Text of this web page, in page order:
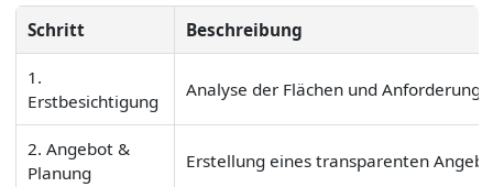
Schritt Beschreibung
1.
Erstbesichtigung
Analyse der Flächen und
2. Angebot &
Planung
Erstellung eines transparenten